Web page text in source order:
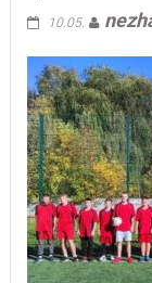
10.05.